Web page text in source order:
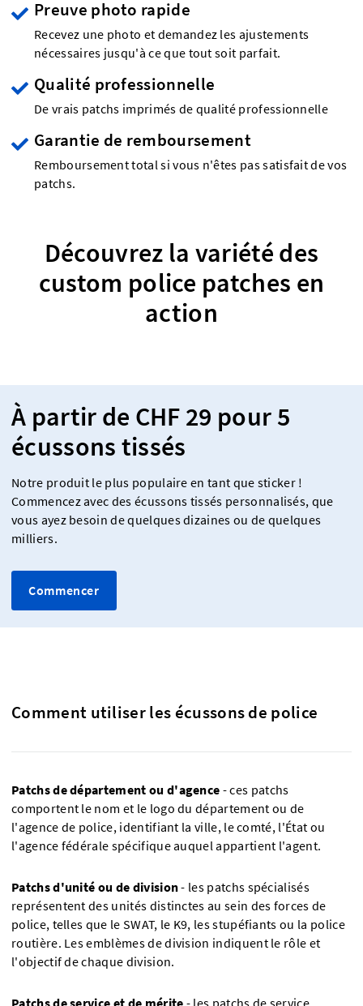
Preuve photo rapide
Recevez une photo et demandez les ajustements
nécessaires jusqu'à ce que tout soit parfait.
Qualité professionnelle
De vrais patchs imprimés de qualité professionnelle
Garantie de remboursement
Remboursement total si vous n'êtes pas satisfait de vos
patchs.
Découvrez la variété des
custom police patches en
action
À partir de CHF 29 pour 5
écussons tissés
Notre produit le plus populaire en tant que sticker !
Commencez avec des écussons tissés personnalisés, que
vous ayez besoin de quelques dizaines ou de quelques
milliers.
Commencer
Comment utiliser les écussons de police
Patchs de département ou d'agence - ces patchs
comportent le nom et le logo du département ou de
l'agence de police, identifiant la ville, le comté, l'État ou
l'agence fédérale spécifique auquel appartient l'agent.
Patchs d'unité ou de division- les patchs spécialisés
représentent des unités distinctes au sein des forces de
police, telles que le SWAT, le K9, les stupéfiants ou la police
routière. Les emblèmes de division indiquent le rôle et
l'objectif de chaque division.
Patchs de service et de mérite - les patchs de service